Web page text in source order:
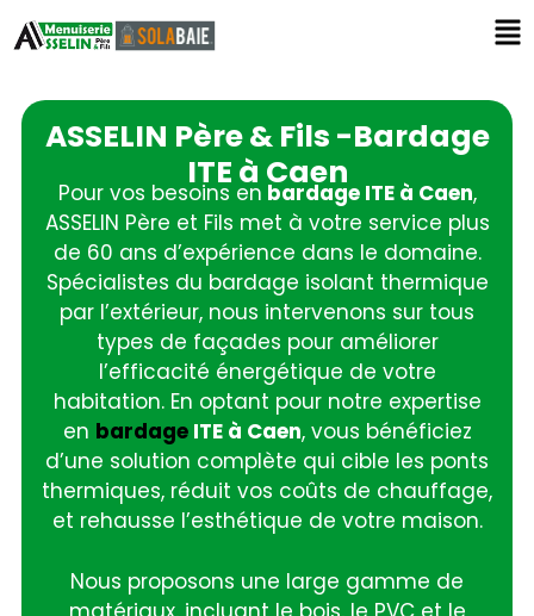
ASSELIN Père & Fils -Bardage
ITE à Caen
Pour vos besoins en bardage ITE à Caen,
ASSELIN Père et Fils met à votre service plus
de 60 ans d’expérience dans le domaine.
Spécialistes du bardage isolant thermique
par l’extérieur, nous intervenons sur tous
types de façades pour améliorer
l’efficacité énergétique de votre
habitation. En optant pour notre expertise
en bardageITE à Caen, vous bénéficiez
d’une solution complète qui cible les ponts
thermiques, réduit vos coûts de chauffage,
et rehausse l’esthétique de votre maison.
Nous proposons une large gamme de